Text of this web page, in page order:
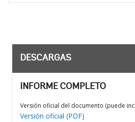
DESCARGAS
INFORME COMPLETO
Versión oficial del documento (puede
Versión oficial (PDF)